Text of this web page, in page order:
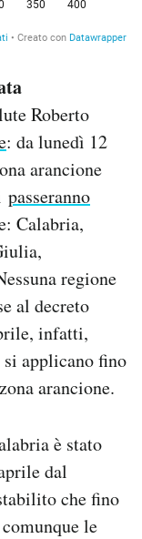
Roberto
: da lunedì 12
arancione
passeranno
Calabria,
regione
al decreto
infatti,
applicano fino
arancione.
è stato
dal
che fino
le